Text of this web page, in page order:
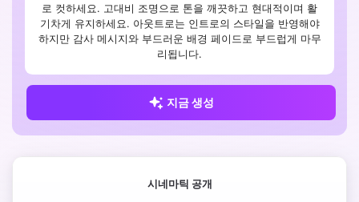
로 컷하세요. 고대비 조명으로 톤을 깨끗하고 현대적이며 활
기차게 유지하세요. 아웃트로는 인트로의 스타일을 반영해야
하지만 감사 메시지와 부드러운 배경 페이드로 부드럽게 마무
리됩니다.
지금 생성
시네마틱 공개